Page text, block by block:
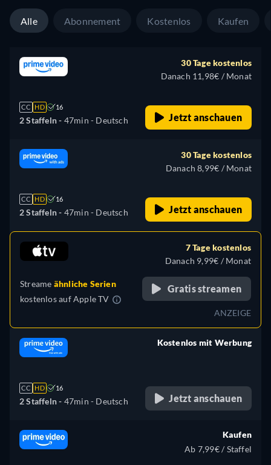
Alle Abonnement Kostenlos Kaufen
CC HD 16
2 Staffeln - 47min - Deutsch
30 Tage kostenlos
Danach 11,98€ / Monat
Jetzt anschauen
CC HD 16
2 Staffeln - 47min - Deutsch
30 Tage kostenlos
Danach 8,99€ / Monat
Jetzt anschauen
Streame ähnliche Serien
kostenlos aufApple TV
7 Tage kostenlos
Danach 9,99€ / Monat
Gratis streamen
ANZEIGE
CC HD 16
2 Staffeln - 47min - Deutsch
Kostenlos mit Werbung
Jetzt anschauen
Kaufen
Ab 7,99€ / Staffel